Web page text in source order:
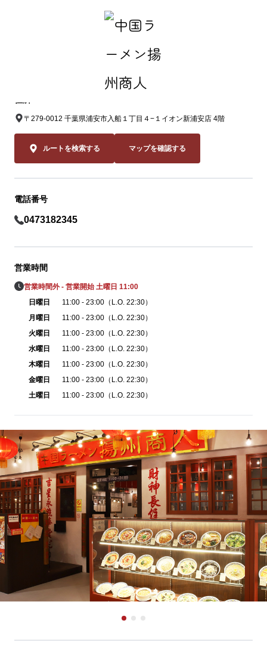
中国ラーメン揚州商人 イオン新浦安店
〒279-0012 千葉県浦安市入船１丁目４−１イオン新浦安店 4階
ルートを検索する マップを確認する
電話番号
0473182345
営業時間
営業時間外 - 営業開始 土曜日 11:00
日曜日
11:00 - 23:00（L.O. 22:30）
月曜日
11:00 - 23:00（L.O. 22:30）
火曜日
11:00 - 23:00（L.O. 22:30）
水曜日
11:00 - 23:00（L.O. 22:30）
木曜日
11:00 - 23:00（L.O. 22:30）
金曜日
11:00 - 23:00（L.O. 22:30）
土曜日
11:00 - 23:00（L.O. 22:30）